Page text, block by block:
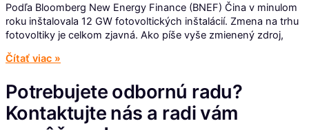
Podľa Bloomberg New Energy Finance (BNEF) Čina v minulom
roku inštalovala 12 GW fotovoltických inštalácií. Zmena na trhu
fotovoltiky je celkom zjavná. Ako píše vyše zmienený zdroj,
Čítať viac »
Potrebujete odbornú radu?
Kontaktujte nás a radi vám